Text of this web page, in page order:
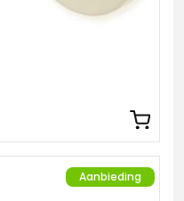
Aanbieding